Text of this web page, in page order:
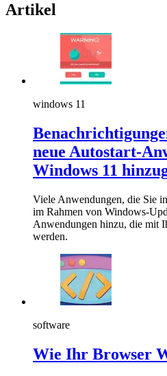
Artikel
windows 11
neue Autostart-
Windows 11
Viele Anwendungen, die Sie
im Rahmen von Windows-
Anwendungen hinzu, die mit
werden.
software
Wie Ihr Browser